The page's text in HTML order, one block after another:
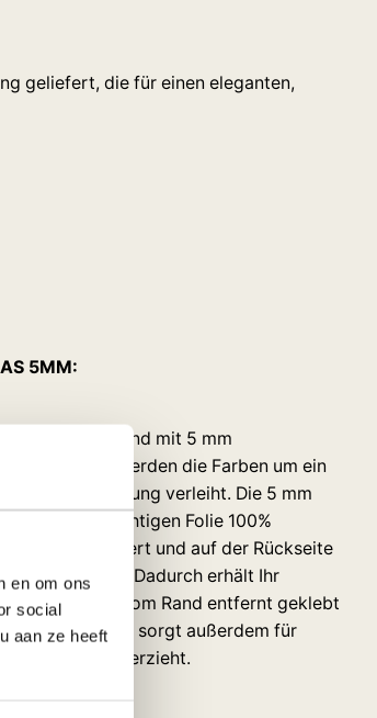
en om ons
social
aan ze heeft
geliefert, die für einen eleganten,
5MM:
und anschließend mit 5 mm
Plexiglas werden die Farben um ein
Tiefenwirkung verleiht. Die 5 mm
undurchsichtigen Folie 100%
rundum poliert und auf der Rückseite
versehen. Dadurch erhält Ihr
Profil 5 cm vom Rand entfernt geklebt
Profil sorgt außerdem für
die Platte verzieht.